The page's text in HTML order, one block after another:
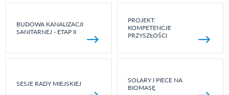
BUDOWA KANALIZACJI
SANITARNEJ - ETAP II
PROJEKT:
KOMPETENCJE
PRZYSZŁOŚCI
SESJE RADY MIEJSKIEJ
SOLARY I PIECE NA
BIOMASĘ